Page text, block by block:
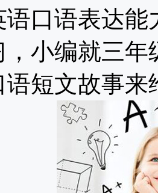
口语表达
，小编就三
语短文故事